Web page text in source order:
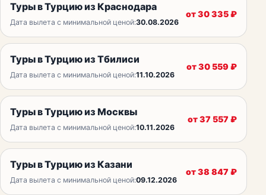
Туры в Турцию из Краснодара
Дата вылета с минимальной ценой:30.08.2026
от30 335₽
Туры в Турцию из Тбилиси
Дата вылета с минимальной ценой:11.10.2026
от30 559 ₽
Туры в Турцию из Москвы
Дата вылета с минимальной ценой:10.11.2026
от37 557 ₽
Туры в Турцию из Казани
Дата вылета с минимальной ценой:09.12.2026
от38 847 ₽